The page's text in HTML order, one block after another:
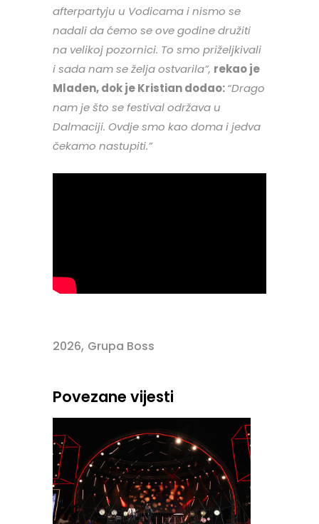
afterpartyju u Vodicama i nismo se
nadali da ćemo se ove godine družiti
na velikoj pozornici. To smo priželjkivali
i sada nam se želja ostvarila”, rekao je
Mladen, dok je Kristian dodao:“Drago
nam je što se festival održava u
Dalmaciji. Ovdje smo kao doma i jedva
čekamo nastupiti.”
2026, Grupa Boss
Povezane vijesti